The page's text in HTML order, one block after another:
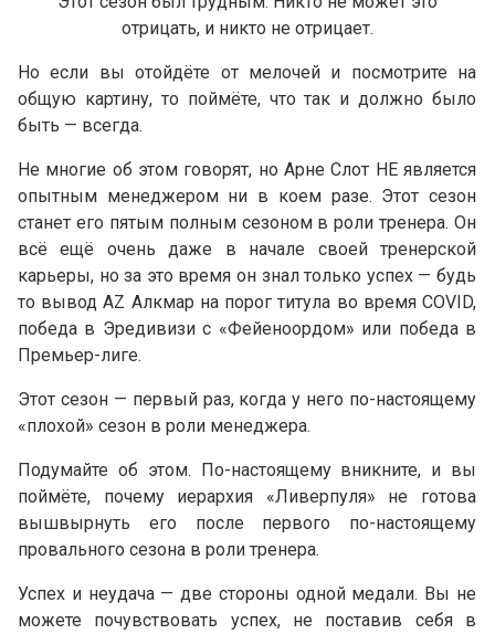
отрицать, и никто не отрицает.
Но если вы отойдёте от мелочей и посмотрите на
общую картину, то поймёте, что так и должно было
быть — всегда.
Не многие об этом говорят, но Арне Слот НЕ является
опытным менеджером ни в коем разе. Этот сезон
станет его пятым полным сезоном в роли тренера. Он
всё ещё очень даже в начале своей тренерской
карьеры, но за это время он знал только успех — будь
то вывод AZ Алкмар на порог титула во время COVID,
победа в Эредивизи с «Фейеноордом» или победа в
Премьер-лиге.
Этот сезон — первый раз, когда у него по-настоящему
«плохой» сезон в роли менеджера.
Подумайте об этом. По-настоящему вникните, и вы
поймёте, почему иерархия «Ливерпуля» не готова
вышвырнуть его после первого по-настоящему
провального сезона в роли тренера.
Успех и неудача — две стороны одной медали. Вы не
можете почувствовать успех, не поставив себя в